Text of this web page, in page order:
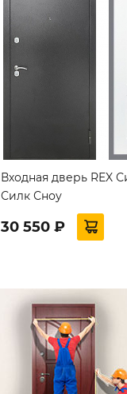
Входная дверь REX
Силк Сноу
30 550 ₽